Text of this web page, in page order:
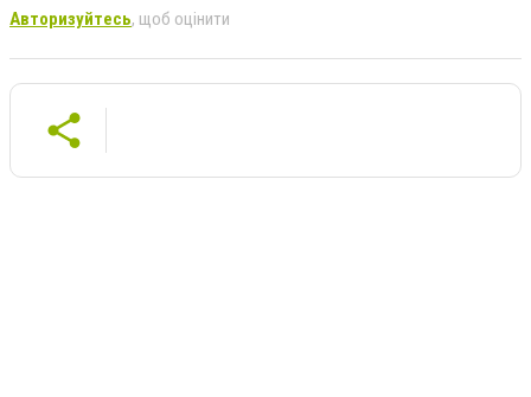
Авторизуйтесь, щоб оцінити